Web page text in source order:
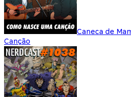
Caneca de
Canção